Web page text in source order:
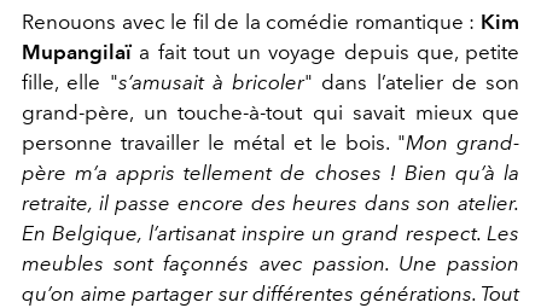
Renouons avec le fil de la comédie romantique : Kim
Mupangilaï a fait tout un voyage depuis que, petite
fille, elle "s’amusait à bricoler" dans l’atelier de son
grand-père, un touche-à-tout qui savait mieux que
personne travailler le métal et le bois. "Mon grand-
père m’a appris tellement de choses ! Bien qu’à la
retraite, il passe encore des heures dans son atelier.
En Belgique, l’artisanat inspire un grand respect. Les
meubles sont façonnés avec passion. Une passion
qu’on aime partager sur différentes générations. Tout